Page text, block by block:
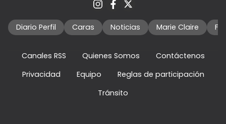
Diario Perfil Caras Noticias Marie Claire
Canales RSS Quienes Somos
Contáctenos
Privacidad
Equipo
Reglas de participación
Tránsito